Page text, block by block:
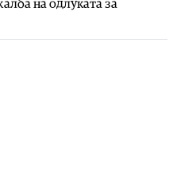
на одлуката за